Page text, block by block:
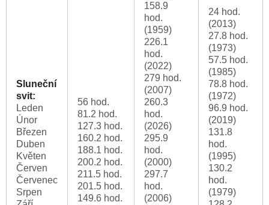
Sluneční
svit:
Leden
Únor
Březen
Duben
Květen
Červen
Červenec
Srpen
56 hod.
81.2 hod.
127.3 hod.
160.2 hod.
188.1 hod.
200.2 hod.
211.5 hod.
201.5 hod.
149.6 hod.
158.9
hod.
(1959)
226.1
hod.
(2022)
279 hod.
(2007)
260.3
hod.
(2026)
295.9
hod.
(2000)
297.7
hod.
(2006)
24 hod.
(2013)
27.8 hod.
(1973)
57.5 hod.
(1985)
78.8 hod.
(1972)
96.9 hod.
(2019)
131.8
hod.
(1995)
130.2
hod.
(1979)